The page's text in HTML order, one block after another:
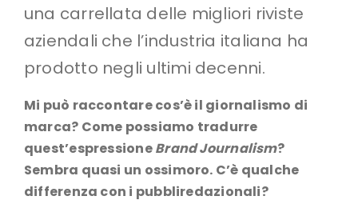
una carrellata delle migliori riviste
aziendali che l’industria italiana ha
prodotto negli ultimi decenni.
Mi può raccontare cos’è il giornalismo di
marca? Come possiamo tradurre
quest’espressioneBrand Journalism?
Sembra quasi un ossimoro. C’è qualche
differenza con i pubbliredazionali?